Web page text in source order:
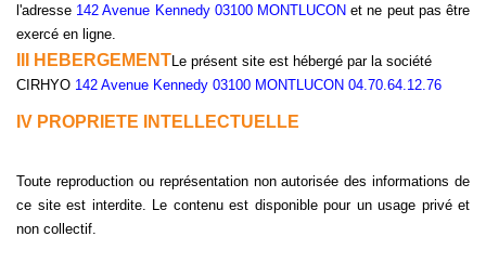
l'adresse 142 Avenue Kennedy 03100 MONTLUCON et ne peut pas être
exercé en ligne.
III HEBERGEMENT Le présent site est hébergé par la société
CIRHYO 142 Avenue Kennedy 03100 MONTLUCON 04.70.64.12.76
IV PROPRIETE INTELLECTUELLE
Toute reproduction ou représentation non autorisée des informations de
ce site est interdite. Le contenu est disponible pour un usage privé et
non collectif.